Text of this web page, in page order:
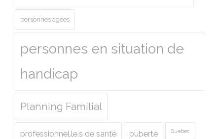
personnes agées
personnes en situation de
handicap
Planning Familial
professionnel.le.s de santé puberté Quebec